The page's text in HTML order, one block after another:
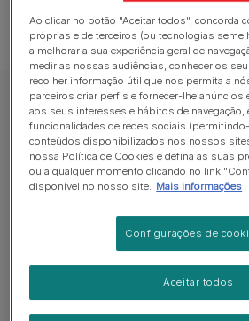
PRO PLAN Ração seca para cão
PRO PLAN ACTI-PROTECT
em Frango
Sem avaliações​
Formatos disponíveis: 3kg 10kg
Alimento completo para cães
anos de idade.
Ao clicar no botão "Aceitar todos", concorda
próprias e de terceiros (ou tecnologias
a melhorar a sua experiência geral de
medir as nossas audiências, conhecer os
recolher informação útil que nos permita a
parceiros criar perfis e fornecer-lhe anúncios
aos seus interesses e hábitos de navegação,
funcionalidades de redes sociais
conteúdos disponibilizados nos nossos
nossa Política de Cookies e defina as suas
ou a qualquer momento clicando no link
disponível no nosso site. Mais informações
Configurações de
Aceitar todos